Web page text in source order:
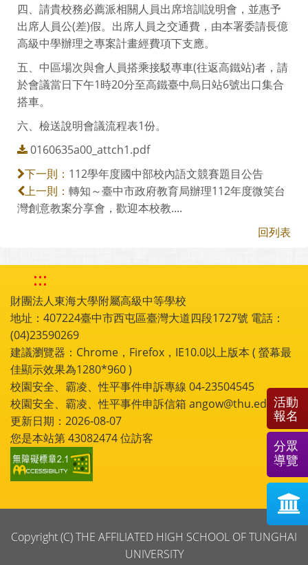
四、請貴校務必薦派相關人員出席培訓說明會，並惠予
出席人員公(差)假。出席人員之交通費，由本署委請長億
高級中學辦理之專案計畫經費項下支應。
五、中區場次與會人員搭乘接駁專車(往返高鐵站)者，請
於會議當日下午1時20分至高鐵臺中烏日站6號出口集合
搭車。
六、檢送說明會議流程表1份。
0160635a00_attch1.pdf
下一則： 112學年度國中部校內語文競賽題目公告
上一則： 轉知～臺中市政府教育局辦理112年度微笑台
灣創意教案分享會，歡迎本校教....
回列表
:::
財團法人東海大學附屬高級中等學校
地址：407224臺中市西屯區臺灣大道四段1727號 電話：
(04)23590269
建議瀏覽器：Chrome，Firefox，IE10.0以上版本 ( 螢幕最
佳顯示效果為1280*960 )
校園安全、霸凌、性平事件申訴專線 04-23504545
校園安全、霸凌、性平事件申訴信箱 angow@thu.edu.tw
更新日期：2026-08-07
您是本站第43082474位訪客
Copyright (C) THE AFFILIATED HIGH SCHOOL OF TUNGHAI
UNIVERSITY
活動
報名
分眾
導覽